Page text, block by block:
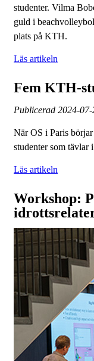
studenter. Vilma
guld i
plats på KTH.
Läs artikeln
Fem KTH-
Publicerad 2024-07-
När OS i Paris
studenter som tävlar
Läs artikeln
Workshop: